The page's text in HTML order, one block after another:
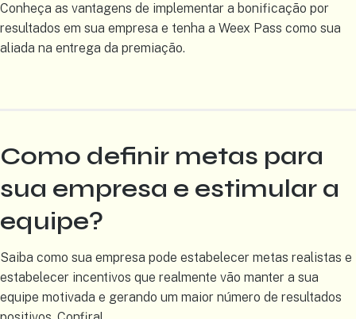
Conheça as vantagens de implementar a bonificação por
resultados em sua empresa e tenha a Weex Pass como sua
aliada na entrega da premiação.
Como definir metas para
sua empresa e estimular a
equipe?
Saiba como sua empresa pode estabelecer metas realistas e
estabelecer incentivos que realmente vão manter a sua
equipe motivada e gerando um maior número de resultados